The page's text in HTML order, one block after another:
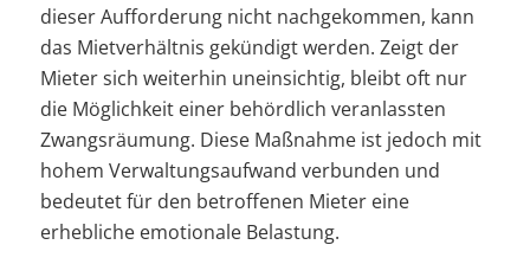
dieser Aufforderung nicht nachgekommen, kann
das Mietverhältnis gekündigt werden. Zeigt der
Mieter sich weiterhin uneinsichtig, bleibt oft nur
die Möglichkeit einer behördlich veranlassten
Zwangsräumung. Diese Maßnahme ist jedoch mit
hohem Verwaltungsaufwand verbunden und
bedeutet für den betroffenen Mieter eine
erhebliche emotionale Belastung.